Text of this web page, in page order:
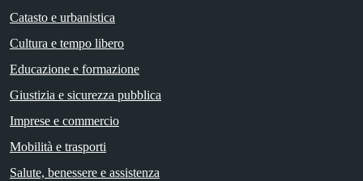
Catasto e urbanistica
Cultura e tempo libero
Educazione e formazione
Giustizia e sicurezza pubblica
Imprese e commercio
Mobilità e trasporti
Salute, benessere e assistenza